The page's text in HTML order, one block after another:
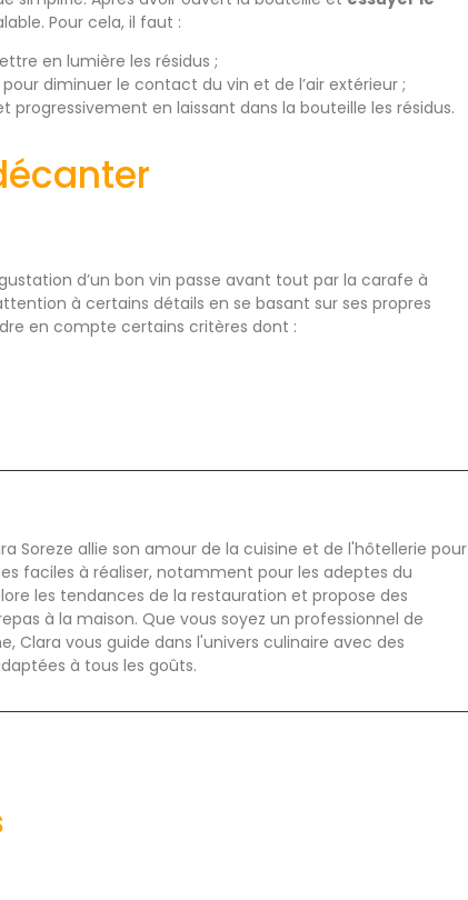
Pour cela, il faut :
en lumière les résidus ;
pour diminuer le contact du vin et de l’air extérieur ;
en laissant dans la bouteille les résidus.
d’un bon vin passe avant tout par la carafe à
à certains détails en se basant sur ses propres
en compte certains critères dont :
Soreze allie son amour de la cuisine et de l'hôtellerie pour
faciles à réaliser, notamment pour les adeptes du
les tendances de la restauration et propose des
à la maison. Que vous soyez un professionnel de
Clara vous guide dans l'univers culinaire avec des
à tous les goûts.